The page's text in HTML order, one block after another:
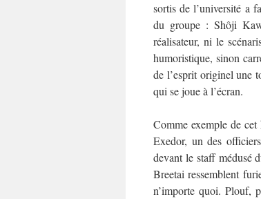
sortis de l’université a
du groupe : Shôji
réalisateur, ni le
humoristique, sinon
de l’esprit originel une
qui se joue à l’écran.
Comme exemple de
Exedor, un des
devant le staff médusé
Breetai ressemblent
n’importe quoi. Plouf,